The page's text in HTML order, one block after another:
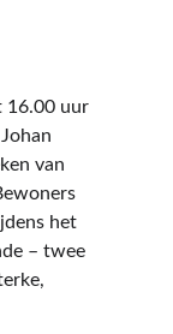
16.00 uur
van
het
– twee